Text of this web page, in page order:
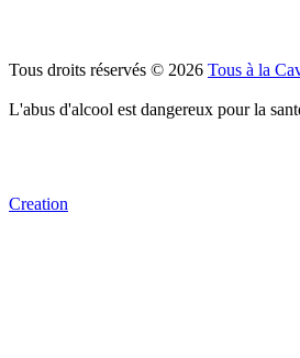
Tous droits réservés © 2026 Tous à la
L'abus d'alcool est dangereux pour la
Creation